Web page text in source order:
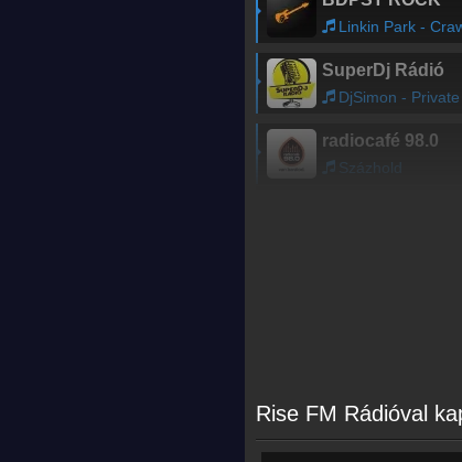
Linkin Park -
SuperDj Rádió
DjSimon -
radiocafé 98.0
Százhold
Rise FM Rádióval